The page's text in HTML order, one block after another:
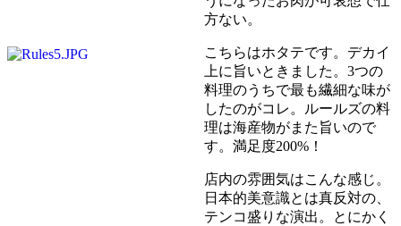
方ない。
こちらはホタテです。デカイ
上に旨いときました。3つの
料理のうちで最も繊細な味が
したのがコレ。ルールズの料
理は海産物がまた旨いので
す。満足度200%！
店内の雰囲気はこんな感じ。
日本的美意識とは真反対の、
テンコ盛りな演出。とにかく